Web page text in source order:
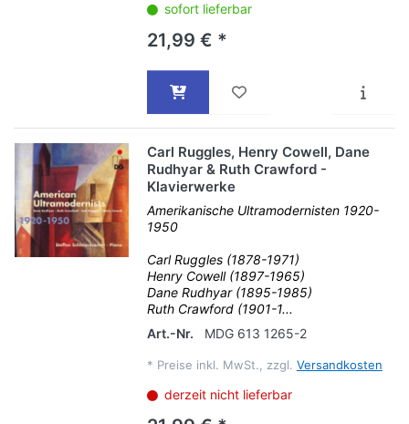
sofort lieferbar
21,99 € *
Carl Ruggles, Henry Cowell, Dane
Rudhyar & Ruth Crawford -
Klavierwerke
Amerikanische Ultramodernisten 1920-
1950
Carl Ruggles (1878-1971)
Henry Cowell (1897-1965)
Dane Rudhyar (1895-1985)
Ruth Crawford (1901-1...
Art.-Nr.
MDG 613 1265-2
* Preise inkl. MwSt., zzgl. Versandkosten
derzeit nicht lieferbar